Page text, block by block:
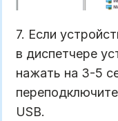
7. Если
в диспетчере
нажать на 3-5
USB.